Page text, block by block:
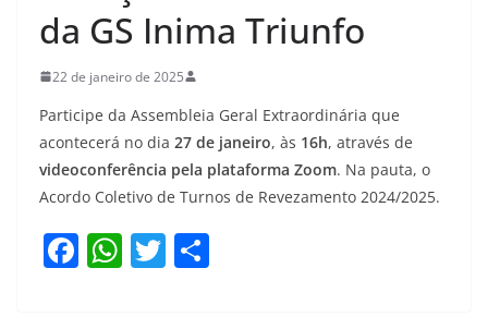
da GS Inima Triunfo
22 de janeiro de 2025
Participe da Assembleia Geral Extraordinária que
acontecerá no dia 27 de janeiro, às 16h, através de
videoconferência pela plataforma Zoom. Na pauta, o
Acordo Coletivo de Turnos de Revezamento 2024/2025.
F W T